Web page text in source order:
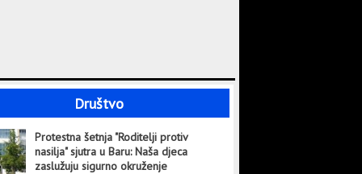
Društvo
Protestna šetnja "Roditelji protiv
nasilja" sjutra u Baru: Naša djeca
zaslužuju sigurno okruženje